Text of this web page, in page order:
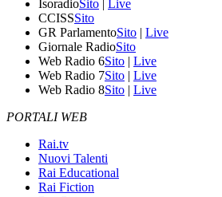
IsoradioSito | Live
CCISSSito
GR ParlamentoSito | Live
Giornale RadioSito
Web Radio 6Sito | Live
Web Radio 7Sito | Live
Web Radio 8Sito | Live
PORTALI WEB
Rai.tv
Nuovi Talenti
Rai Educational
Rai Fiction